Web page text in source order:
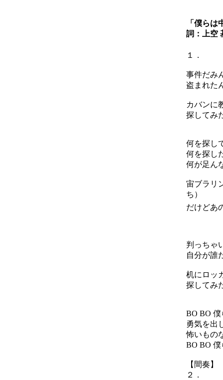
「僕ら
詞：上空
１．
事件だみ
盗まれた
カバンに
探してみ
何を探し
何を探し
何が足ん
宙ブラリ
ち）
だけどあ
判っちゃ
自分が誰
机にロッ
探してみ
BO BO
勇気を出
怖いもの
BO BO
【間奏】
２．